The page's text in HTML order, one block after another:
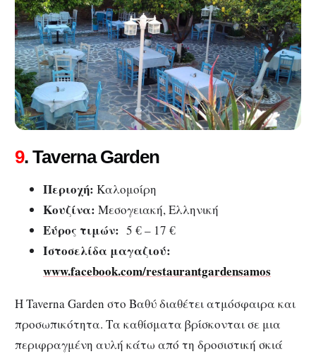
9. Taverna Garden
Περιοχή: Καλομοίρη
Κουζίνα: Μεσογειακή, Ελληνική
Εύρος τιμών: 5 € – 17 €
Ιστοσελίδα μαγαζιού:
www.facebook.com/restaurantgardensamos
Η Taverna Garden στο Βαθύ διαθέτει ατμόσφαιρα και
προσωπικότητα. Τα καθίσματα βρίσκονται σε μια
περιφραγμένη αυλή κάτω από τη δροσιστική σκιά